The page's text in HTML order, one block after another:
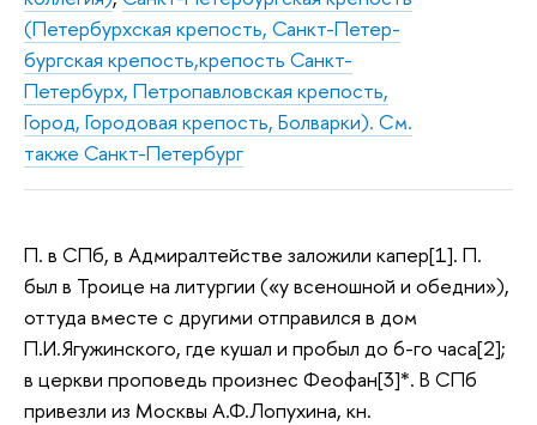
(Петербурхская крепость, Санкт-Петер-
бургская крепость,крепость Санкт-
Петербурх, Петропавловская крепость,
Город, Городовая крепость, Болварки). См.
также Санкт-Петербург
П. в СПб, в Адмиралтействе заложили капер[1]. П.
был в Троице на литургии («у всеношной и обедни»),
оттуда вместе с другими отправился в дом
П.И.Ягужинского, где кушал и пробыл до 6-го часа[2];
в церкви проповедь произнес Феофан[3]*. В СПб
привезли из Москвы А.Ф.Лопухина, кн.